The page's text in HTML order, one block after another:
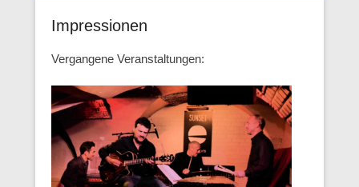
Impressionen
Vergangene Veranstaltungen: